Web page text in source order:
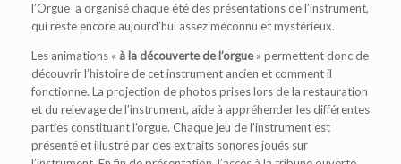
l’Orgue a organisé chaque été des présentations de l’instrument,
qui reste encore aujourd’hui assez méconnu et mystérieux.
Les animations « à la découverte de l’orgue» permettent donc de
découvrir l’histoire de cet instrument ancien et comment il
fonctionne. La projection de photos prises lors de la restauration
et du relevage de l’instrument, aide à appréhender les différentes
parties constituant l’orgue. Chaque jeu de l’instrument est
présenté et illustré par des extraits sonores joués sur